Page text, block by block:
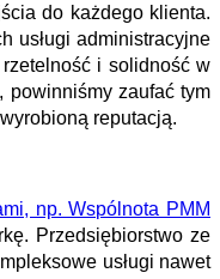
do każdego klienta.
usługi administracyjne
i solidność w
powinniśmy zaufać tym
reputacją.
np. Wspólnota PMM
Przedsiębiorstwo ze
usługi nawet